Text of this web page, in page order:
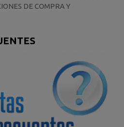
DE COMPRA Y